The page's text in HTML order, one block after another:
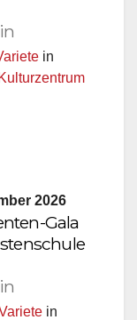
in
2026
Gala
in